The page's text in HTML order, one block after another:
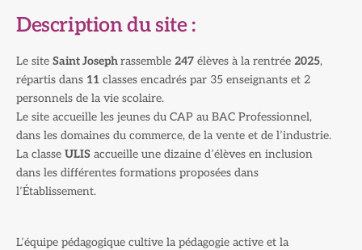
Description du site :
Le site Saint Josephrassemble 247 élèves à la rentrée 2025,
répartis dans 11 classes encadrés par 35 enseignants et 2
personnels de la vie scolaire.
Le site accueille les jeunes du CAP au BAC Professionnel,
dans les domaines du commerce, de la vente et de l’industrie.
La classe ULIS accueille une dizaine d’élèves en inclusion
dans les différentes formations proposées dans
l’Établissement.
L’équipe pédagogique cultive la pédagogie active et la